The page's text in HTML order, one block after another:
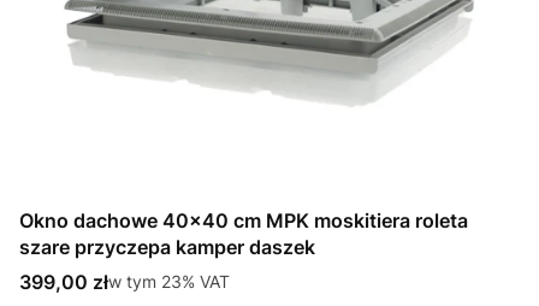
Okno dachowe 40x40 cm MPK moskitiera roleta
szare przyczepa kamper daszek
Cena brutto
399,00 złw tym %s VAT
w tym 23% VAT